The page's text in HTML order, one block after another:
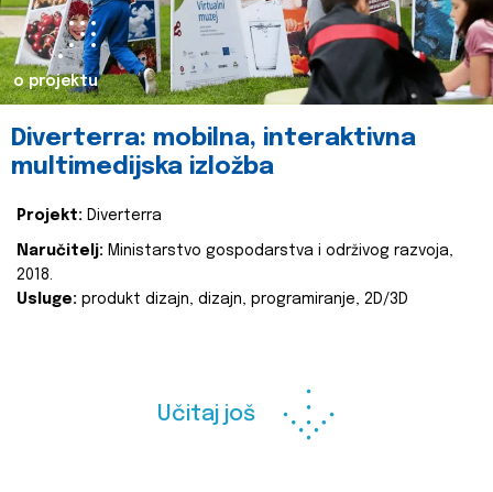
o projektu
Diverterra: mobilna, interaktivna
multimedijska izložba
Projekt: Diverterra
Naručitelj: Ministarstvo gospodarstva i održivog razvoja,
2018.
Usluge: produkt dizajn, dizajn, programiranje, 2D/3D
Učitaj još